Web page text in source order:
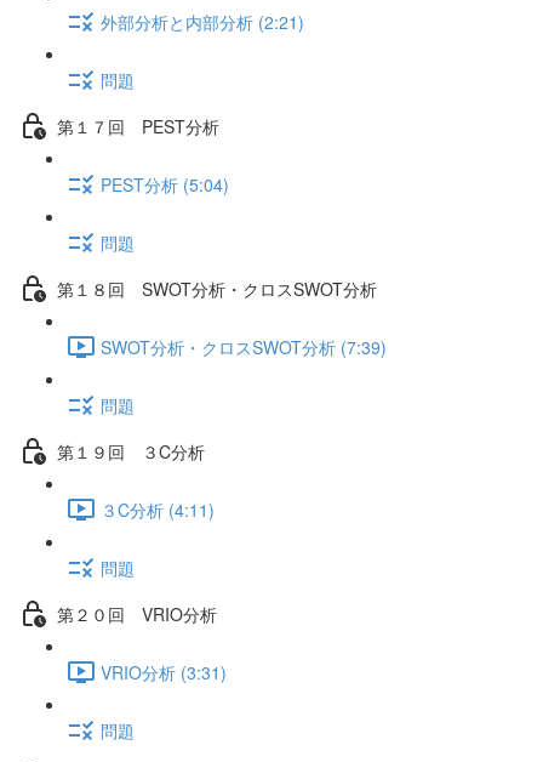
外部分析と内部分析 (2:21)
問題
第１７回 PEST分析
PEST分析 (5:04)
問題
第１８回 SWOT分析・クロスSWOT分析
SWOT分析・クロスSWOT分析 (7:39)
問題
第１９回 ３C分析
３C分析 (4:11)
問題
第２０回 VRIO分析
VRIO分析 (3:31)
問題